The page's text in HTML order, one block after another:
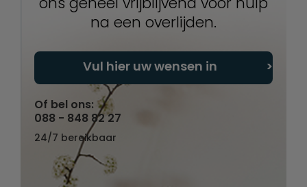
na een overlijden.
Vul hier uw wensen in
Of bel ons:
088 - 848 82 27
24/7 bereikbaar